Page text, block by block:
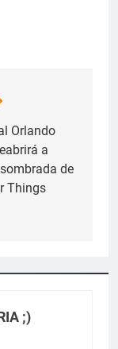
Orlando
a
de
Things
;)